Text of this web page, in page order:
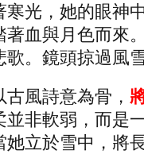
寒光，她的眼神
著血與月色而來
歌。鏡頭掠過風
古風詩意為骨，
並非軟弱，而是
她立於雪中，將